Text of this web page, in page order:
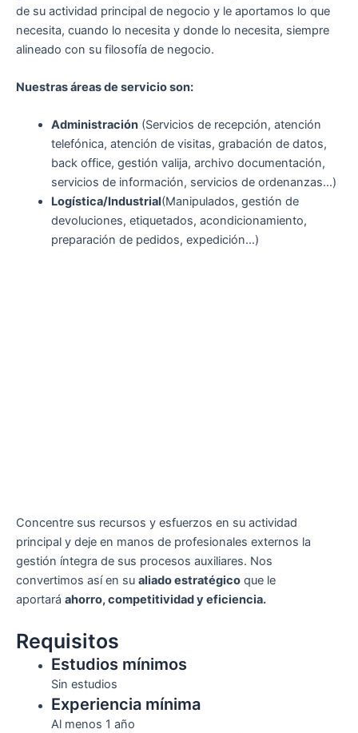
de su actividad principal de negocio y le aportamos lo que
necesita, cuando lo necesita y donde lo necesita, siempre
alineado con su filosofía de negocio.
Nuestras áreas de servicio son:
Administración(Servicios de recepción, atención
telefónica, atención de visitas, grabación de datos,
back office, gestión valija, archivo documentación,
servicios de información, servicios de ordenanzas…)
Logística/Industrial(Manipulados, gestión de
devoluciones, etiquetados, acondicionamiento,
preparación de pedidos, expedición…)
Concentre sus recursos y esfuerzos en su actividad
principal y deje en manos de profesionales externos la
gestión íntegra de sus procesos auxiliares. Nos
convertimos así en su aliado estratégico que le
aportará ahorro, competitividad y eficiencia.
Requisitos
Estudios mínimos
Sin estudios
Experiencia mínima
Al menos 1 año